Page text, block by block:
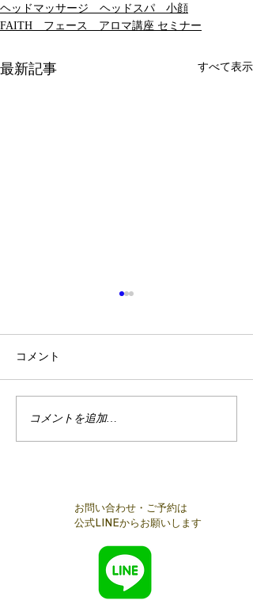
ヘッドマッサージ ヘッドスパ 小顔
FAITH フェース アロマ講座 セミナー
最新記事 すべて表示
【開催報告】麻布十番交
流会
コメント
コメントを追加…
お問い合わせ・ご予約は
公式LINEからお願いします